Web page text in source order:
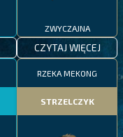
ZWYCZAJNA
CZYTAJ WIĘCEJ
RZEKA MEKONG
STRZELCZYK